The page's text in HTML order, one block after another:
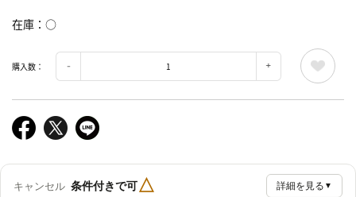
在庫 ○
購入数：
キャンセル 条件付きで可△ 詳細を見る ▼